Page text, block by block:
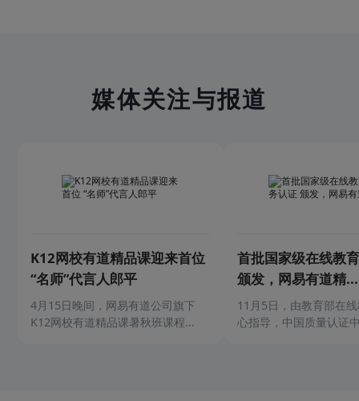
媒体关注与报道
K12网校有道精品课迎来首位
“名师”代言人郎平
4月15日晚间，网易有道公司旗下
K12网校有道精品课暑秋班课程...
首批国家级在线教
颁发，网易有道精...
11月5日，由教育部在
心指导，中国质量认证